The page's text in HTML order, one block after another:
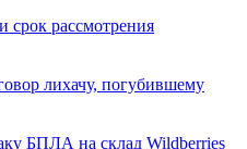
срок рассмотрения
лихачу, погубившему
БПЛА на склад Wildberries